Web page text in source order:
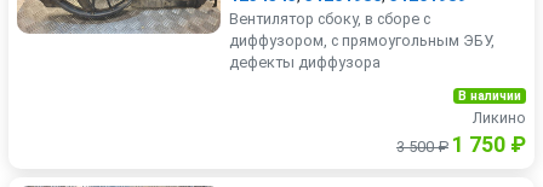
Вентилятор сбоку, в сборе с
диффузором, с прямоугольным ЭБУ,
дефекты диффузора
В наличии
Ликино
3 500 ₽ 1 750 ₽